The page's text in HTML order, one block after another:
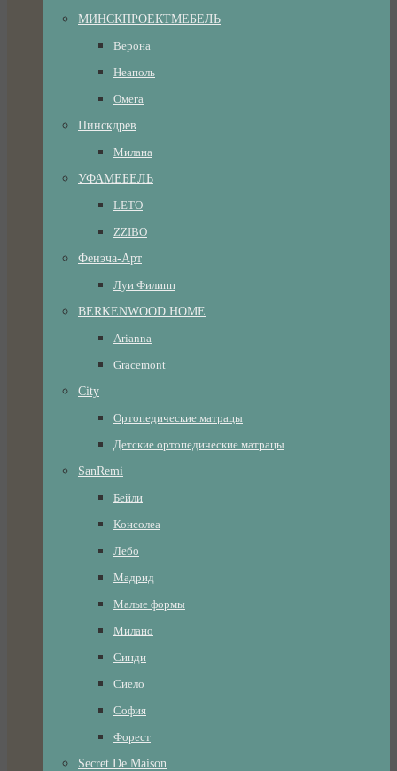
МИНСКПРОЕКТМЕБЕЛЬ
Верона
Неаполь
Омега
Пинскдрев
Милана
УФАМЕБЕЛЬ
LETO
ZZIBO
Фенэча-Арт
Луи Филипп
BERKENWOOD HOME
Arianna
Gracemont
City
Ортопедические матрацы
Детские ортопедические матрацы
SanRemi
Бейли
Консолеа
Лебо
Мадрид
Малые формы
Милано
Синди
Сиело
София
Форест
Secret De Maison